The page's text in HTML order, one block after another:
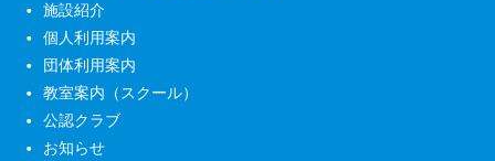
施設紹介
個人利用案内
団体利用案内
教室案内（スクール）
公認クラブ
お知らせ